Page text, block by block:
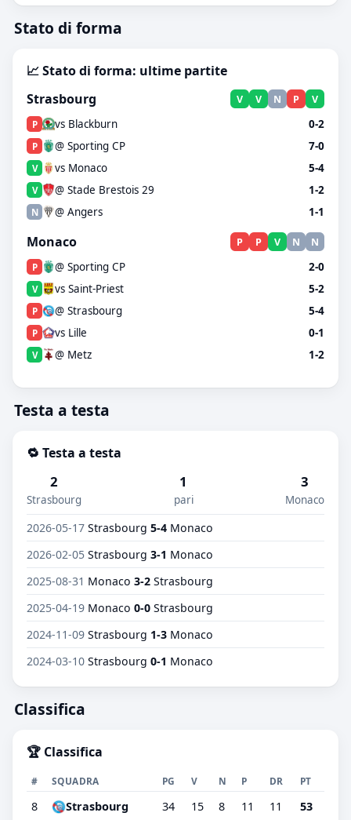
Stato di forma
📈 Stato di forma: ultime partite
Strasbourg
V V N P V
P vs Blackburn 0-2
P @ Sporting CP 7-0
V vs Monaco 5-4
V @ Stade Brestois 29 1-2
N @ Angers 1-1
Monaco P P V N N
P @ Sporting CP 2-0
V vs Saint-Priest 5-2
P @ Strasbourg 5-4
P vs Lille 0-1
V @ Metz 1-2
Testa a testa
🔁 Testa a testa
2
Strasbourg
1
pari
3
Monaco
2026-05-17 Strasbourg 5-4 Monaco
2026-02-05 Strasbourg 3-1 Monaco
2025-08-31 Monaco 3-2 Strasbourg
2025-04-19 Monaco 0-0 Strasbourg
2024-11-09 Strasbourg 1-3 Monaco
2024-03-10 Strasbourg 0-1 Monaco
Classifica
🏆 Classifica
# SQUADRA PG V N P DR PT
8 Strasbourg 34 15 8 11 11 53